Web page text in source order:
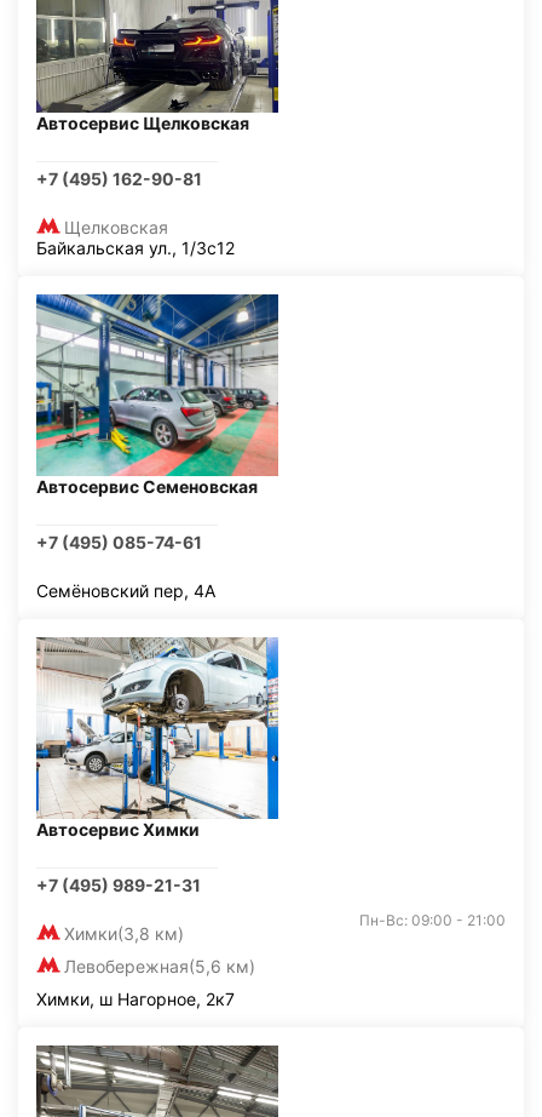
Автосервис Щелковская
+7 (495) 162-90-81
Щелковская
Байкальская ул., 1/3с12
Автосервис Семеновская
+7 (495) 085-74-61
Семёновский пер, 4А
Автосервис Химки
+7 (495) 989-21-31
Химки(3,8 км)
Левобережная(5,6 км)
Пн-Вс: 09:00 - 21:00
Химки, ш Нагорное, 2к7